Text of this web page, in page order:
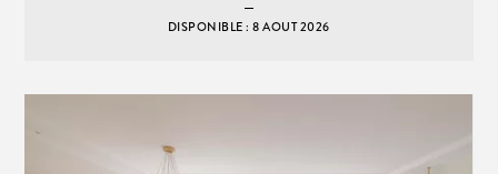
DISPONIBLE : 8 AOUT 2026